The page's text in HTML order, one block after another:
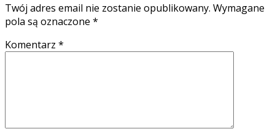
Twój adres email nie zostanie opublikowany. Wymagane
pola są oznaczone *
Komentarz *